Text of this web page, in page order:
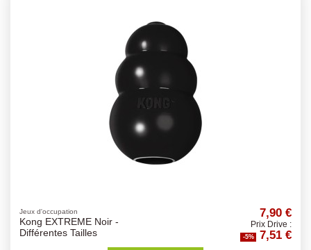
Jeux d'occupation
Kong EXTREME Noir -
Différentes Tailles
7,90 €
Prix Drive :
-5% 7,51 €